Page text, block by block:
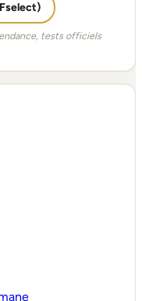
tests officiels